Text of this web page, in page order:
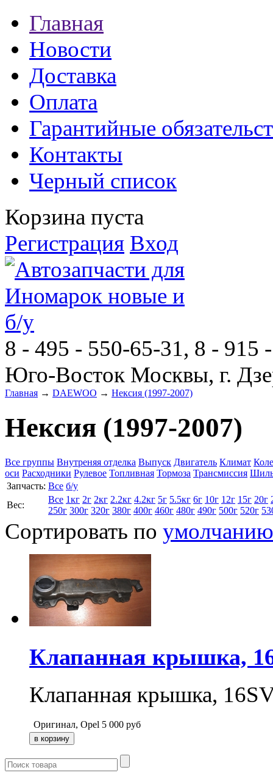
Главная
Новости
Доставка
Оплата
Гарантийные
Контакты
Черный список
Корзина пуста
Регистрация Вход
8 - 495 - 550-65-31, 8 - 915
Юго-Восток Москвы, г.
Главная → DAEWOO → Нексия (1997-2007)
Нексия (1997-2007)
Все группы Внутреняя отделка Выпуск Двигатель Климат
оси Расходники Рулевое Топливная Тормоза Трансмиссия
Запчасть: Все б/у
Вес:
Все 1кг 2г 2кг 2.2кг 4.2кг 5г 5.5кг 6г 10г 12г 15г 20г
250г 300г 320г 380г 400г 460г 480г 490г 500г 520г
Сортировать по умолчанию
Клапанная крышка,
Клапанная крышка,
Оригинал, Opel 5 000 руб